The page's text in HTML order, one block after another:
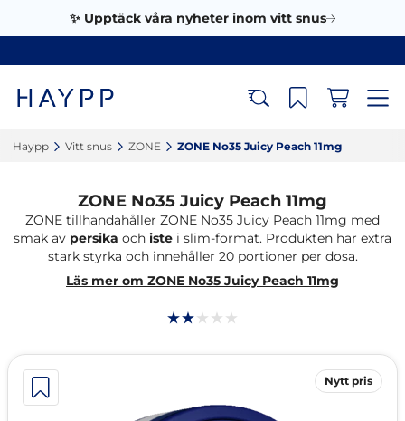
✨ Upptäck våra nyheter inom vitt snus
Haypp‎ Vitt snus‎ ZONE‎ ZONE No35 Juicy Peach 11mg‎
Nytt pris
ZONE No35 Juicy Peach 11mg
ZONE tillhandahåller ZONE No35 Juicy Peach 11mg med
smak av persika och iste i slim-format. Produkten har extra
stark styrka och innehåller 20 portioner per dosa.
Läs mer om ZONE No35 Juicy Peach 11mg